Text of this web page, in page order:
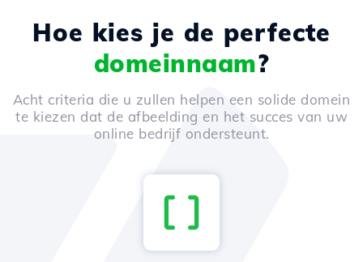
Hoe kies je de perfecte
domeinnaam?
Acht criteria die u zullen helpen een solide domein
te kiezen dat de afbeelding en het succes van uw
online bedrijf ondersteunt.